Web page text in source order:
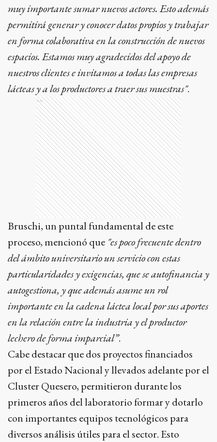
muy importante sumar nuevos actores. Esto además
permitirá generar y conocer datos propios y trabajar
en forma colaborativa en la construcción de nuevos
espacios. Estamos muy agradecidos del apoyo de
nuestros clientes e invitamos a todas las empresas
lácteas y a los productores a traer sus muestras".
Ads
Bruschi, un puntal fundamental de este
proceso, mencionó que "es poco frecuente dentro
del ámbito universitario un servicio con estas
particularidades y exigencias, que se autofinancia y
autogestiona, y que además asume un rol
importante en la cadena láctea local por sus aportes
en la relación entre la industria y el productor
lechero de forma imparcial”.
Cabe destacar que dos proyectos financiados
por el Estado Nacional y llevados adelante por el
Cluster Quesero, permitieron durante los
primeros años del laboratorio formar y dotarlo
con importantes equipos tecnológicos para
diversos análisis útiles para el sector. Esto